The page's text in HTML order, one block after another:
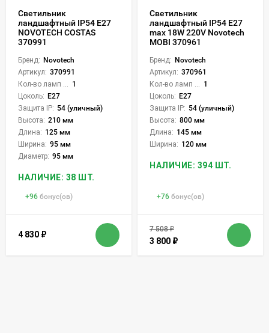
Светильник
ландшафтный IP54 E27
NOVOTECH COSTAS
370991
Бренд: Novotech
Артикул: 370991
1
Цоколь: E27
Защита IP: 54 (уличный)
Высота: 210 мм
Длина: 125 мм
Ширина: 95 мм
Диаметр: 95 мм
НАЛИЧИЕ: 38 ШТ.
+96 бонус(ов)
4 830 ₽
Светильник
ландшафтный IP54 E27
max 18W 220V Novotech
MOBI 370961
Бренд: Novotech
Артикул: 370961
1
Цоколь: E27
Защита IP: 54 (уличный)
Высота: 800 мм
Длина: 145 мм
Ширина: 120 мм
НАЛИЧИЕ: 394 ШТ.
+76 бонус(ов)
7 508₽
3 800 ₽